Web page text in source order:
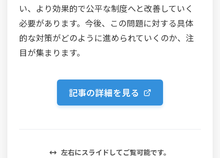
い、より効果的で公平な制度へと改善していく
必要があります。今後、この問題に対する具体
的な対策がどのように進められていくのか、注
目が集まります。
記事の詳細を見る
左右にスライドしてご覧可能です。